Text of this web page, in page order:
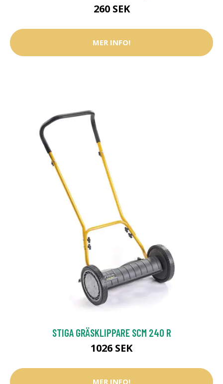
260 SEK
MER INFO!
STIGA GRÄSKLIPPARE SCM 240 R
1026 SEK
MER INFO!